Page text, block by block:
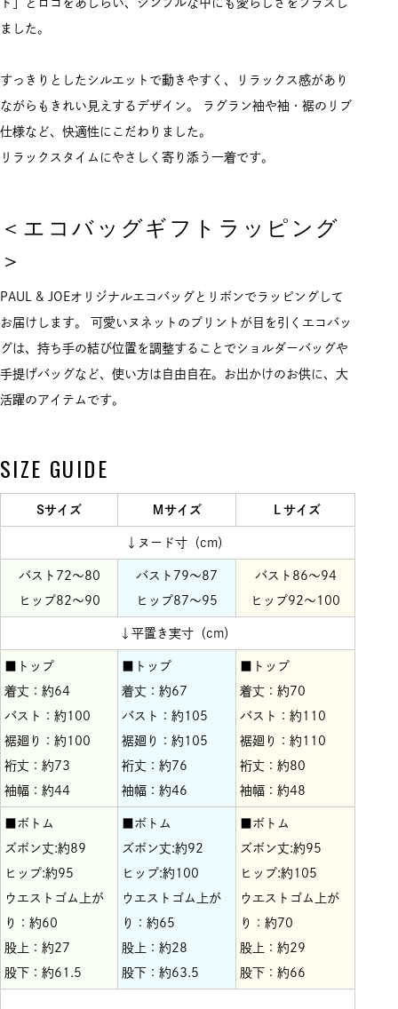
ト」とロゴをあしらい、シンプルな中にも愛らしさをプラスし
ました。
すっきりとしたシルエットで動きやすく、リラックス感があり
ながらもきれい見えするデザイン。 ラグラン袖や袖・裾のリブ
仕様など、快適性にこだわりました。
リラックスタイムにやさしく寄り添う一着です。
＜エコバッグギフトラッピング
＞
PAUL & JOEオリジナルエコバッグとリボンでラッピングして
お届けします。 可愛いヌネットのプリントが目を引くエコバッ
グは、持ち手の結び位置を調整することでショルダーバッグや
手提げバッグなど、使い方は自由自在。お出かけのお供に、大
活躍のアイテムです。
SIZE GUIDE
Sサイズ Ｍサイズ Ｌサイズ
↓ヌード寸（cm）
バスト72～80
ヒップ82～90
バスト79～87
ヒップ87～95
バスト86～94
ヒップ92～100
↓平置き実寸（cm）
■トップ
着丈：約64
バスト：約100
裾廻り：約100
裄丈：約73
袖幅：約44
■トップ
着丈：約67
バスト：約105
裾廻り：約105
裄丈：約76
袖幅：約46
■トップ
着丈：約70
バスト：約110
裾廻り：約110
裄丈：約80
袖幅：約48
■ボトム
ズボン丈:約89
ヒップ:約95
ウエストゴム上が
り：約60
股上：約27
股下：約61.5
■ボトム
ズボン丈:約92
ヒップ:約100
ウエストゴム上が
り：約65
股上：約28
股下：約63.5
■ボトム
ズボン丈:約95
ヒップ:約105
ウエストゴム上が
り：約70
股上：約29
股下：約66